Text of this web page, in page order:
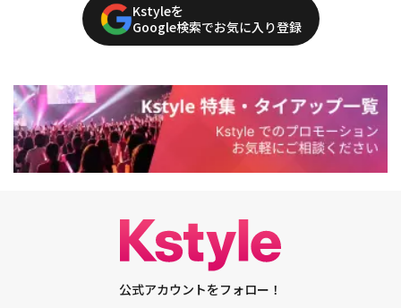
Kstyleを
Google検索でお気に入り登録
公式アカウントをフォロー！